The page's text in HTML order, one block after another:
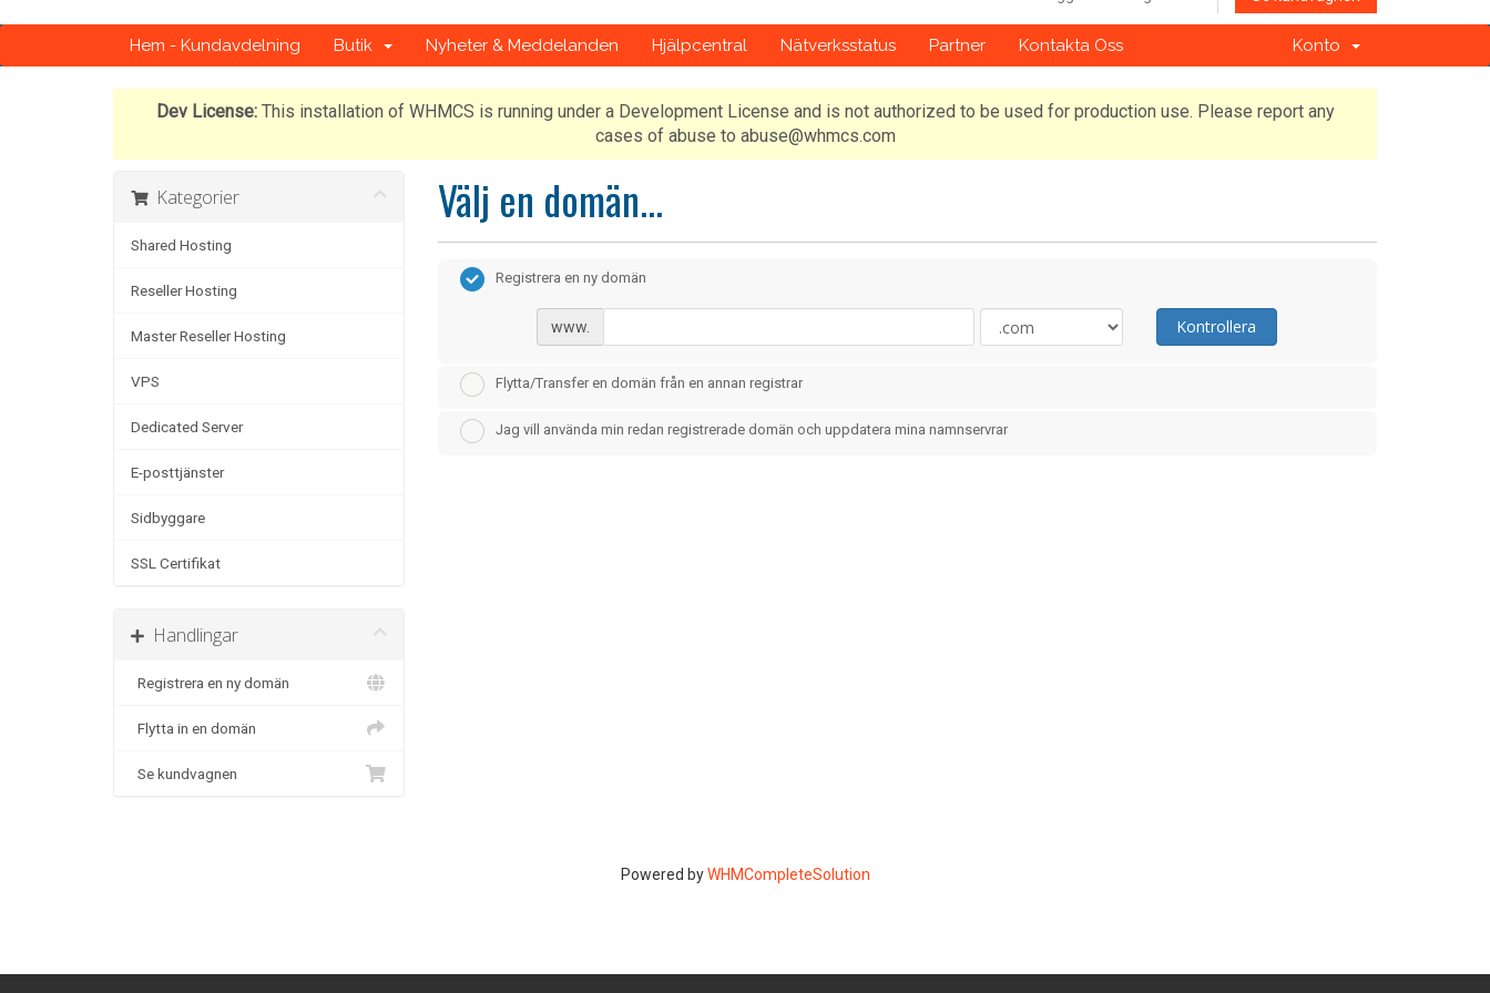
Hem - Kundavdelning Butik Nyheter & Meddelanden Hjälpcentral Nätverksstatus Partner Kontakta Oss Konto
Dev License:This installation of WHMCS is running under a Development License and is not authorized to be used for production use. Please report any
cases of abuse to abuse@whmcs.com
Kategorier
Shared Hosting
Reseller Hosting
Master Reseller Hosting
VPS
Dedicated Server
E-posttjänster
Sidbyggare
SSL Certifikat
Handlingar
Registrera en ny domän
Flytta in en domän
Se kundvagnen
Välj en domän...
Registrera en ny domän
www. Kontrollera
Flytta/Transfer en domän från en annan registrar
Jag vill använda min redan registrerade domän och uppdatera mina namnservrar
Powered byWHMCompleteSolution